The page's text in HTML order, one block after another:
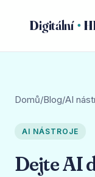
Digitální
Domů/Blog/AI
AI NÁSTROJE
Dejte AI